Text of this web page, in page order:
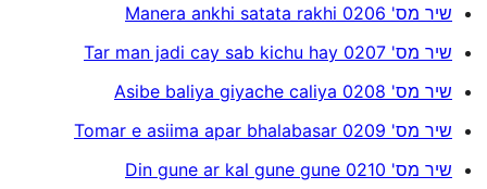
שיר מס' 0206 Manera ankhi satata rakhi
שיר מס' 0207 Tar man jadi cay sab kichu hay
שיר מס' 0208 Asibe baliya giyache caliya
שיר מס' 0209 Tomar e asiima apar bhalabasar
שיר מס' 0210 Din gune ar kal gune gune